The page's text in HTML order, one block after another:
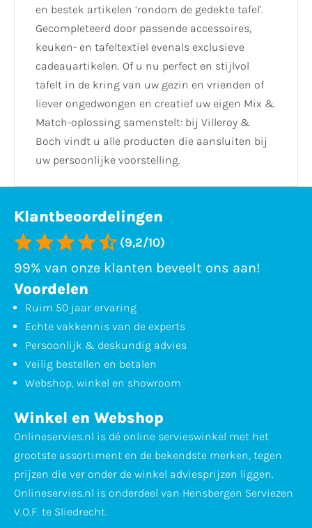
en bestek artikelen ‘rondom de gedekte tafel'.
Gecompleteerd door passende accessoires,
keuken- en tafeltextiel evenals exclusieve
cadeauartikelen. Of u nu perfect en stijlvol
tafelt in de kring van uw gezin en vrienden of
liever ongedwongen en creatief uw eigen Mix &
Match-oplossing samenstelt: bij Villeroy &
Boch vindt u alle producten die aansluiten bij
uw persoonlijke voorstelling.
Klantbeoordelingen
(9,2/10)
99% van onze klanten beveelt ons aan!
Voordelen
Ruim 50 jaar ervaring
Echte vakkennis van de experts
Persoonlijk & deskundig advies
Veilig bestellen en betalen
Webshop, winkel en showroom
Winkel en Webshop
Onlineservies.nl is dé online servieswinkel met het
grootste assortiment en de bekendste merken, tegen
prijzen die ver onder de winkel adviesprijzen liggen.
Onlineservies.nl is onderdeel van Hensbergen Serviezen
V.O.F. te Sliedrecht.